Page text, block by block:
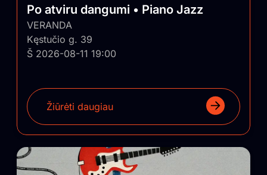
Po atviru dangumi • Piano Jazz
VERANDA
Kęstučio g. 39
Š 2026-08-11 19:00
Žiūrėti daugiau